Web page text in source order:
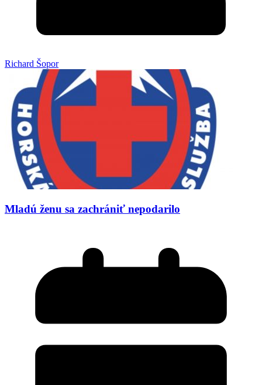
Richard Šopor
Mladú ženu sa zachrániť nepodarilo